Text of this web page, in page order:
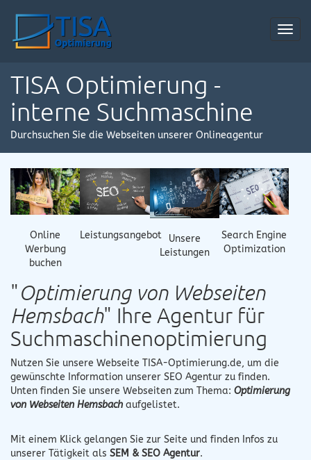
TISA Optimierung -
interne Suchmaschine
Durchsuchen Sie die Webseiten unserer Onlineagentur
Online
Werbung
buchen
Leistungsangebot
Unsere
Leistungen
Search Engine
Optimization
"Optimierung von Webseiten
Hemsbach" Ihre Agentur für
Suchmaschinenoptimierung
Nutzen Sie unsere Webseite TISA-Optimierung.de, um die
gewünschte Information unserer SEO Agentur zu finden.
Unten finden Sie unsere Webseiten zum Thema: Optimierung
von Webseiten Hemsbach aufgelistet.
Mit einem Klick gelangen Sie zur Seite und finden Infos zu
unserer Tätigkeit als SEM & SEO Agentur.